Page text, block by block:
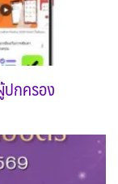
ปกครอง